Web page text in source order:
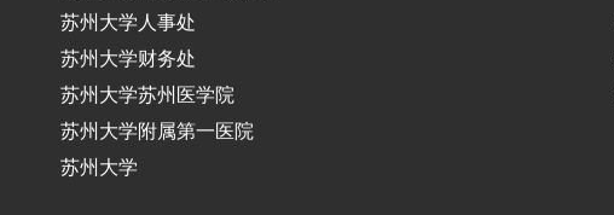
苏州大学人事处
苏州大学财务处
苏州大学苏州医学院
苏州大学附属第一医院
苏州大学